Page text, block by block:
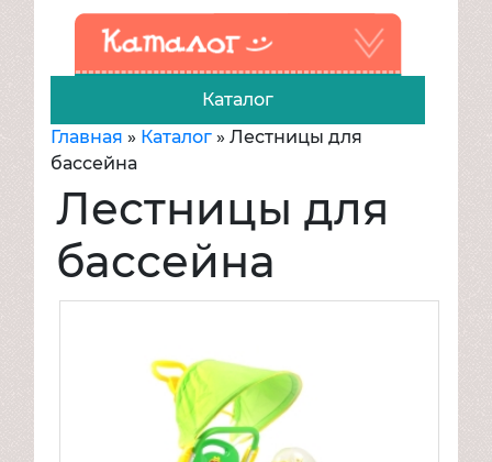
Каталог
Игрушки
Велосипеды
Надувная продукция
Транспорт для детей
Товары для спорта и отдыха
Главная » Каталог »Лестницы для
бассейна
Лестницы для
бассейна